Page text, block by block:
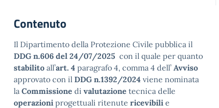
Contenuto
Il Dipartimento della Protezione Civile pubblica il
DDG n.606 del 24/07/2025 con il quale per quanto
stabilito all’art. 4 paragrafo 4, comma 4 dell’ Avviso
approvato con il DDG n.1392/2024 viene nominata
la Commissione di valutazione tecnica delle
operazioni progettuali ritenute ricevibili e